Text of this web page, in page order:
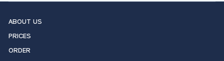
ABOUT US
PRICES
ORDER